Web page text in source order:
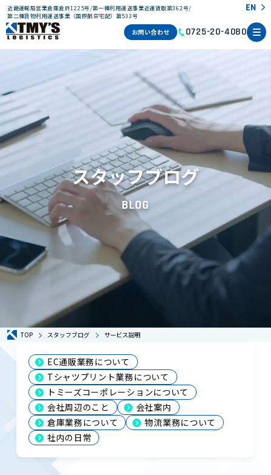
近畿運輸局営業倉庫倉許1225号/第一種利用運送事業近運賃取第362号/
第二種貨物利用運送事業（国際航空宅配）第533号
EN
お問い合わせ 0725-20-4080
スタッフブログ
BLOG
TOP スタッフブログ サービス説明
EC通販業務について
Tシャツプリント業務について
トミーズコーポレーションについて
会社周辺のこと
会社案内
倉庫業務について
物流業務について
社内の日常